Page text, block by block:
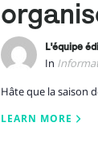
L'équipe
In
Hâte que la saison
LEARN MORE